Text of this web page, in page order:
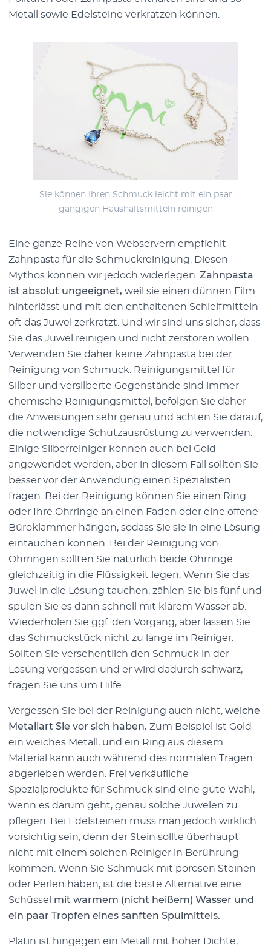
Metall sowie Edelsteine verkratzen können.
Sie können Ihren Schmuck leicht mit ein paar
gängigen Haushaltsmitteln reinigen
Eine ganze Reihe von Webservern empfiehlt
Zahnpasta für die Schmuckreinigung. Diesen
Mythos können wir jedoch widerlegen. Zahnpasta
ist absolut ungeeignet, weil sie einen dünnen Film
hinterlässt und mit den enthaltenen Schleifmitteln
oft das Juwel zerkratzt. Und wir sind uns sicher, dass
Sie das Juwel reinigen und nicht zerstören wollen.
Verwenden Sie daher keine Zahnpasta bei der
Reinigung von Schmuck. Reinigungsmittel für
Silber und versilberte Gegenstände sind immer
chemische Reinigungsmittel, befolgen Sie daher
die Anweisungen sehr genau und achten Sie darauf,
die notwendige Schutzausrüstung zu verwenden.
Einige Silberreiniger können auch bei Gold
angewendet werden, aber in diesem Fall sollten Sie
besser vor der Anwendung einen Spezialisten
fragen. Bei der Reinigung können Sie einen Ring
oder Ihre Ohrringe an einen Faden oder eine offene
Büroklammer hängen, sodass Sie sie in eine Lösung
eintauchen können. Bei der Reinigung von
Ohrringen sollten Sie natürlich beide Ohrringe
gleichzeitig in die Flüssigkeit legen. Wenn Sie das
Juwel in die Lösung tauchen, zählen Sie bis fünf und
spülen Sie es dann schnell mit klarem Wasser ab.
Wiederholen Sie ggf. den Vorgang, aber lassen Sie
das Schmuckstück nicht zu lange im Reiniger.
Sollten Sie versehentlich den Schmuck in der
Lösung vergessen und er wird dadurch schwarz,
fragen Sie uns um Hilfe.
Vergessen Sie bei der Reinigung auch nicht, welche
Metallart Sie vor sich haben. Zum Beispiel ist Gold
ein weiches Metall, und ein Ring aus diesem
Material kann auch während des normalen Tragen
abgerieben werden. Frei verkäufliche
Spezialprodukte für Schmuck sind eine gute Wahl,
wenn es darum geht, genau solche Juwelen zu
pflegen. Bei Edelsteinen muss man jedoch wirklich
vorsichtig sein, denn der Stein sollte überhaupt
nicht mit einem solchen Reiniger in Berührung
kommen. Wenn Sie Schmuck mit porösen Steinen
oder Perlen haben, ist die beste Alternative eine
Schüssel mit warmem (nicht heißem) Wasser und
ein paar Tropfen eines sanften Spülmittels.
Platin ist hingegen ein Metall mit hoher Dichte,